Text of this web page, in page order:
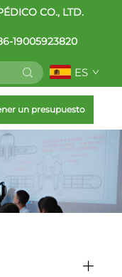
CO., LTD.
19005923820
ES
un presupuesto